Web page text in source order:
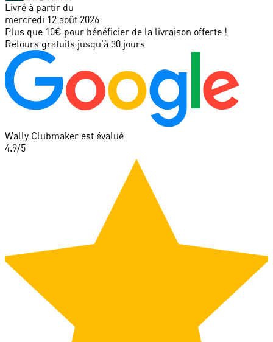
Livré à partir du
mercredi 12 août 2026
Plus que 10€ pour bénéficier de la livraison offerte !
Retours gratuits jusqu'à 30 jours
Wally Clubmaker est évalué
4.9/5